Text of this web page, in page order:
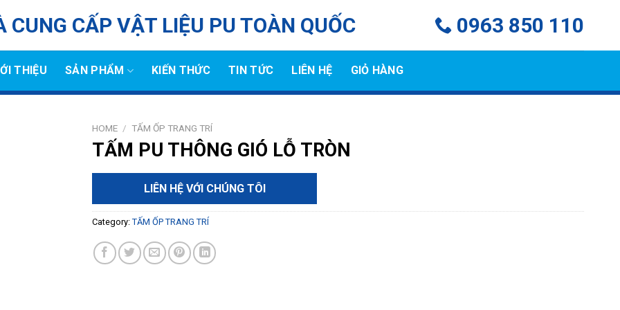
CUNG CẤP VẬT LIỆU PU TOÀN QUỐC 0963 850 110
THIỆU SẢN PHẨM KIẾN THỨC TIN TỨC LIÊN HỆ GIỎ HÀNG
HOME / TẤM ỐP TRANG TRÍ
TẤM PU THÔNG GIÓ LỖ TRÒN
LIÊN HỆ VỚI CHÚNG TÔI
Category:TẤM ỐP TRANG TRÍ